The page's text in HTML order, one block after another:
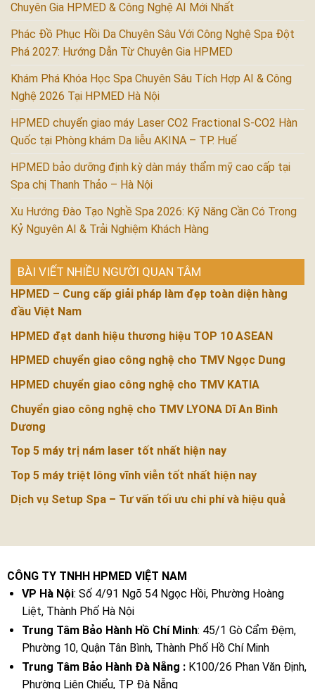
Chuyên Gia HPMED & Công Nghệ AI Mới Nhất
Phác Đồ Phục Hồi Da Chuyên Sâu Với Công Nghệ Spa Đột
Phá 2027: Hướng Dẫn Từ Chuyên Gia HPMED
Khám Phá Khóa Học Spa Chuyên Sâu Tích Hợp AI & Công
Nghệ 2026 Tại HPMED Hà Nội
HPMED chuyển giao máy Laser CO2 Fractional S-CO2 Hàn
Quốc tại Phòng khám Da liễu AKINA – TP. Huế
HPMED bảo dưỡng định kỳ dàn máy thẩm mỹ cao cấp tại
Spa chị Thanh Thảo – Hà Nội
Xu Hướng Đào Tạo Nghề Spa 2026: Kỹ Năng Cần Có Trong
Kỷ Nguyên AI & Trải Nghiệm Khách Hàng
BÀI VIẾT NHIỀU NGƯỜI QUAN TÂM
HPMED – Cung cấp giải pháp làm đẹp toàn diện hàng
đầu Việt Nam
HPMED đạt danh hiệu thương hiệu TOP 10 ASEAN
HPMED chuyển giao công nghệ cho TMV Ngọc Dung
HPMED chuyển giao công nghệ cho TMV KATIA
Chuyển giao công nghệ cho TMV LYONA Dĩ An Bình
Dương
Top 5 máy trị nám laser tốt nhất hiện nay
Top 5 máy triệt lông vĩnh viễn tốt nhất hiện nay
Dịch vụ Setup Spa – Tư vấn tối ưu chi phí và hiệu quả
CÔNG TY TNHH HPMED VIỆT NAM
VP Hà Nội: Số 4/91 Ngõ 54 Ngọc Hồi, Phường Hoàng
Liệt, Thành Phố Hà Nội
Trung Tâm Bảo Hành Hồ Chí Minh: 45/1 Gò Cẩm Đệm,
Phường 10, Quận Tân Bình, Thành Phố Hồ Chí Minh
Trung Tâm Bảo Hành Đà Nẵng :K100/26 Phan Văn Định,
Phường Liên Chiểu, TP Đà Nẵng